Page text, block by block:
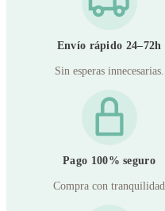
Envío rápido 24–72h
Sin esperas innecesarias.
Pago 100% seguro
Compra con tranquilidad